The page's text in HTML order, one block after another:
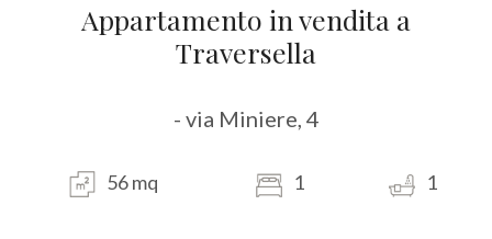
Appartamento in vendita a
Traversella
- via Miniere, 4
56 mq 1 1
Industriali